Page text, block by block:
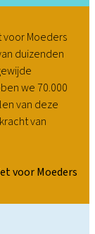
Moeders
duizenden
we 70.000
van deze
van
voor Moeders